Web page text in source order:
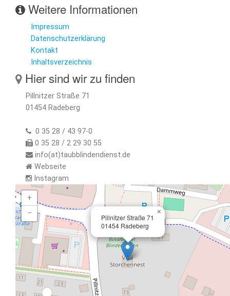
Weitere Informationen
Impressum
Datenschutzerklärung
Kontakt
Inhaltsverzeichnis
Hier sind wir zu finden
Pillnitzer Straße 71
01454 Radeberg
0 35 28 / 43 97-0
0 35 28 / 2 29 30 55
info(at)taubblindendienst.de
Webseite
Instagram
Pillnitzer Straße 71
01454 Radeberg
×
+
−